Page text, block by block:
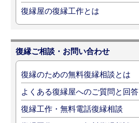
復縁屋の復縁工作とは
復縁ご相談・お問い合わせ
復縁のための無料復縁相談とは
よくある復縁屋へのご質問と回答
復縁工作・無料電話復縁相談